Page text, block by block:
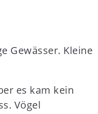
Gewässer. Kleine
es kam kein
Vögel